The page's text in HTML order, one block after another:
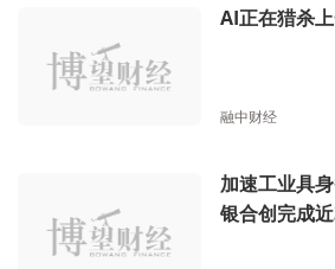
AI正在猎杀
融中财经
加速工业具
银合创完成